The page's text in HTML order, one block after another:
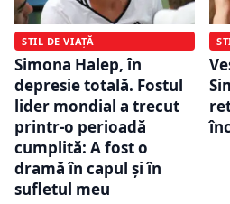
STIL DE VIAȚĂ
Simona Halep, în
depresie totală. Fostul
lider mondial a trecut
printr-o perioadă
cumplită: A fost o
dramă în capul și în
sufletul meu